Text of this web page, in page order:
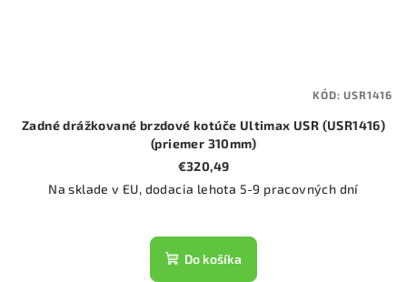
Zadné drážkované brzdové kotúče Ultimax USR (USR1416)
(priemer 310mm)
€320,49
Na sklade v EU, dodacia lehota 5-9 pracovných dní
Do košíka
KÓD:USR1416